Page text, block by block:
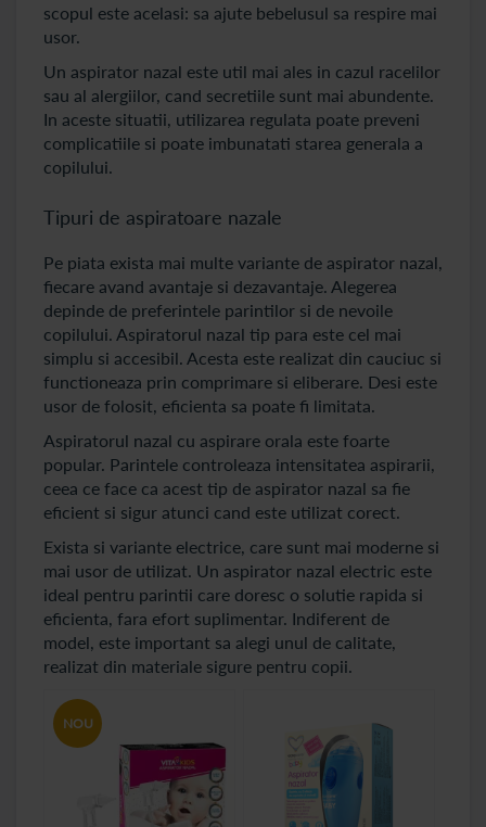
scopul este acelasi: sa ajute bebelusul sa respire mai
usor.
Un aspirator nazal este util mai ales in cazul racelilor
sau al alergiilor, cand secretiile sunt mai abundente.
In aceste situatii, utilizarea regulata poate preveni
complicatiile si poate imbunatati starea generala a
copilului.
Tipuri de aspiratoare nazale
Pe piata exista mai multe variante de aspirator nazal,
fiecare avand avantaje si dezavantaje. Alegerea
depinde de preferintele parintilor si de nevoile
copilului. Aspiratorul nazal tip para este cel mai
simplu si accesibil. Acesta este realizat din cauciuc si
functioneaza prin comprimare si eliberare. Desi este
usor de folosit, eficienta sa poate fi limitata.
Aspiratorul nazal cu aspirare orala este foarte
popular. Parintele controleaza intensitatea aspirarii,
ceea ce face ca acest tip de aspirator nazal sa fie
eficient si sigur atunci cand este utilizat corect.
Exista si variante electrice, care sunt mai moderne si
mai usor de utilizat. Un aspirator nazal electric este
ideal pentru parintii care doresc o solutie rapida si
eficienta, fara efort suplimentar. Indiferent de
model, este important sa alegi unul de calitate,
realizat din materiale sigure pentru copii.
NOU